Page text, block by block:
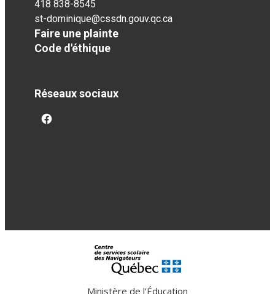
418 838-8545
st-dominique@cssdn.gouv.qc.ca
Faire une plainte
Code d'éthique
Réseaux sociaux
facebook
Ministère de l’Éducation